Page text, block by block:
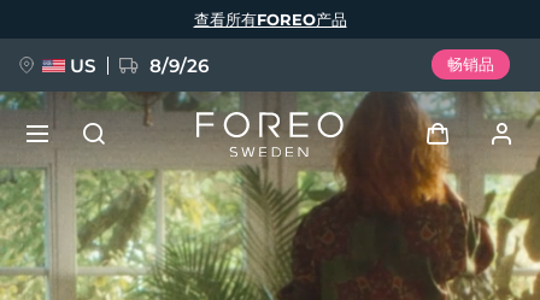
查看所有FOREO产品
US 8/9/26 畅销品
登录
用户信息
新品
BREAKING NEWS
语言